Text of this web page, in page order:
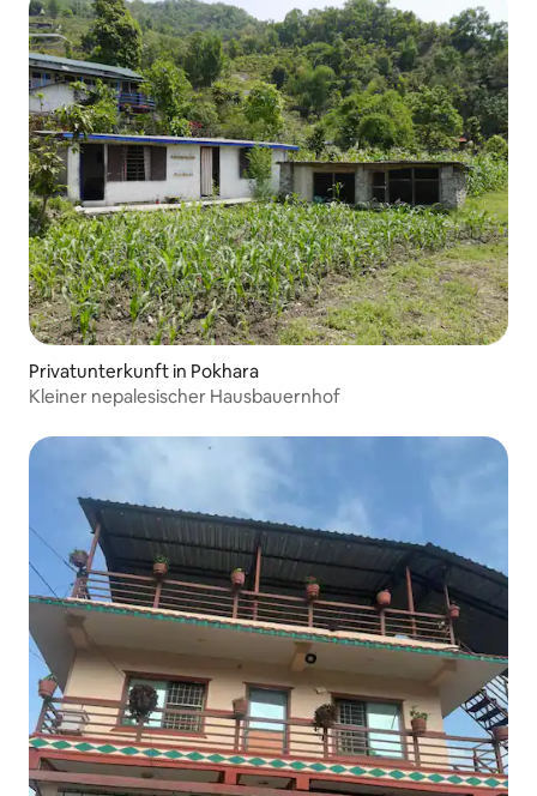
Privatunterkunft in Pokhara
Kleiner nepalesischer Hausbauernhof